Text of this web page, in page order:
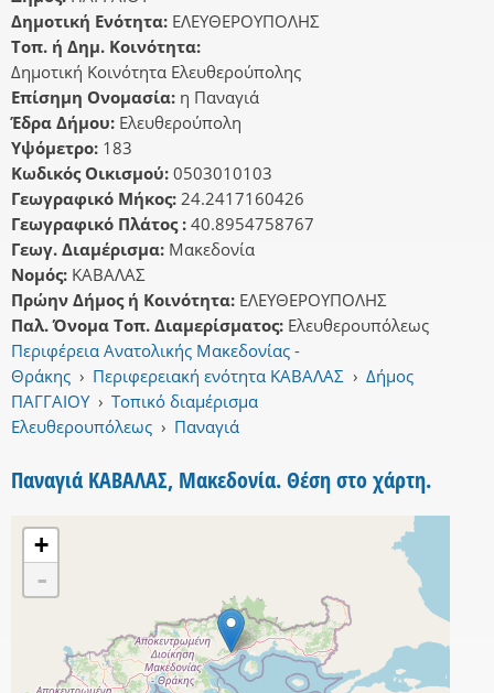
Δημοτική Ενότητα: ΕΛΕΥΘΕΡΟΥΠΟΛΗΣ
Τοπ. ή Δημ. Κοινότητα:
Δημοτική Κοινότητα Ελευθερούπολης
Επίσημη Ονομασία: η Παναγιά
Έδρα Δήμου: Ελευθερούπολη
Υψόμετρο: 183
Κωδικός Οικισμού: 0503010103
Γεωγραφικό Μήκος: 24.2417160426
Γεωγραφικό Πλάτος : 40.8954758767
Γεωγ. Διαμέρισμα: Μακεδονία
Νομός: ΚΑΒΑΛΑΣ
Πρώην Δήμος ή Κοινότητα: ΕΛΕΥΘΕΡΟΥΠΟΛΗΣ
Παλ. Όνομα Τοπ. Διαμερίσματος: Ελευθερουπόλεως
Περιφέρεια Ανατολικής Μακεδονίας -
Θράκης › Περιφερειακή ενότητα ΚΑΒΑΛΑΣ › Δήμος
ΠΑΓΓΑΙΟΥ › Τοπικό διαμέρισμα
Ελευθερουπόλεως › Παναγιά
Παναγιά ΚΑΒΑΛΑΣ, Μακεδονία. Θέση στο χάρτη.
+
-